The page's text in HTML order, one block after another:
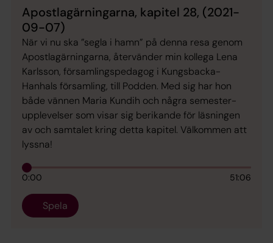
Apostlagärningarna, kapitel 28, (2021-
09-07)
När vi nu ska ”segla i hamn” på denna resa genom
Apostlagärningarna, återvänder min kollega Lena
Karlsson, församlingspedagog i Kungsbacka-
Hanhals församling, till Podden. Med sig har hon
både vännen Maria Kundih och några semester-
upplevelser som visar sig berikande för läsningen
av och samtalet kring detta kapitel. Välkommen att
lyssna!
0:00 51:06
Spela